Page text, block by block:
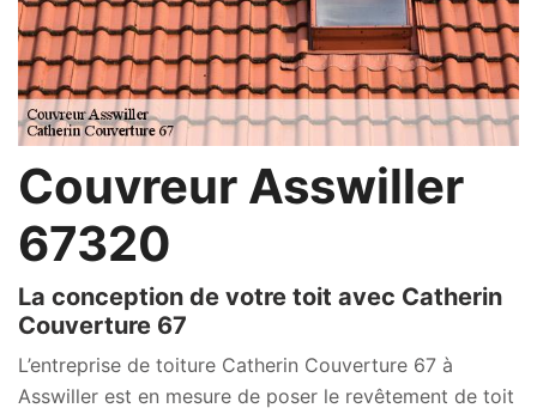
Couvreur Asswiller
67320
La conception de votre toit avec Catherin
Couverture 67
L’entreprise de toiture Catherin Couverture 67 à
Asswiller est en mesure de poser le revêtement de toit